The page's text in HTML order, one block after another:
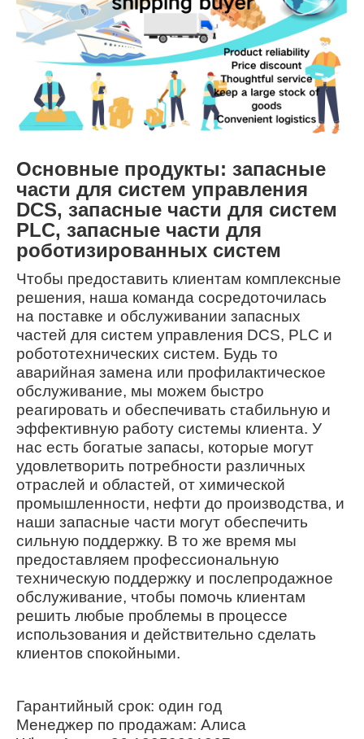
Основные продукты: запасные
части для систем управления
DCS, запасные части для систем
PLC, запасные части для
роботизированных систем
Чтобы предоставить клиентам комплексные
решения, наша команда сосредоточилась
на поставке и обслуживании запасных
частей для систем управления DCS, PLC и
робототехнических систем. Будь то
аварийная замена или профилактическое
обслуживание, мы можем быстро
реагировать и обеспечивать стабильную и
эффективную работу системы клиента. У
нас есть богатые запасы, которые могут
удовлетворить потребности различных
отраслей и областей, от химической
промышленности, нефти до производства, и
наши запасные части могут обеспечить
сильную поддержку. В то же время мы
предоставляем профессиональную
техническую поддержку и послепродажное
обслуживание, чтобы помочь клиентам
решить любые проблемы в процессе
использования и действительно сделать
клиентов спокойными.
Гарантийный срок: один год
Менеджер по продажам: Алиса